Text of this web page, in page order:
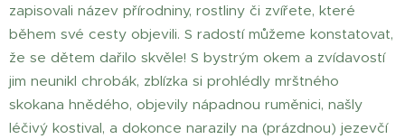
zapisovali název přírodniny, rostliny či zvířete, které
během své cesty objevili. S radostí můžeme konstatovat,
že se dětem dařilo skvěle! S bystrým okem a zvídavostí
jim neunikl chrobák, zblízka si prohlédly mrštného
skokana hnědého, objevily nápadnou ruměnici, našly
léčivý kostival, a dokonce narazily na (prázdnou) jezevčí